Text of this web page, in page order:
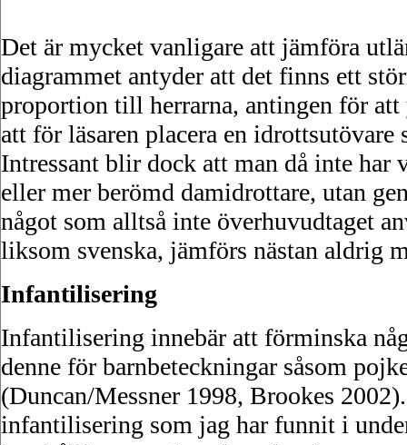
Det är mycket vanligare att jämföra
diagrammet antyder att det finns ett
proportion till herrarna, antingen för
att för läsaren placera en
Intressant blir dock att man då inte har
eller mer berömd damidrottare, utan
något som alltså inte överhuvudtaget
liksom svenska, jämförs nästan aldrig
Infantilisering
Infantilisering innebär att förminska
denne för barnbeteckningar såsom
(Duncan/Messner 1998, Brookes
infantilisering som jag har funnit i